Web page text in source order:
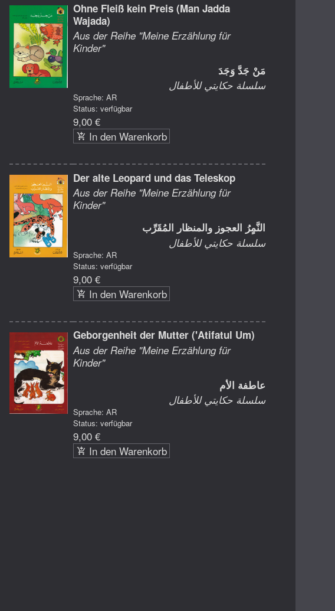
Ohne Fleiß kein Preis (Man Jadda
Wajada)
Aus der Reihe "Meine Erzählung für
Kinder"
مَنْ جَدَّ وَجَدَ
سلسلة حكايتي للأطفال
Sprache: AR
Status: verfügbar
9,00 €
In den Warenkorb
Der alte Leopard und das Teleskop
Aus der Reihe "Meine Erzählung für
Kinder"
النَّمٍرُ العجوز والمنظار المُقَرِّب
سلسلة حكايتي للأطفال
Sprache: AR
Status: verfügbar
9,00 €
In den Warenkorb
Geborgenheit der Mutter ('Atifatul Um)
Aus der Reihe "Meine Erzählung für
Kinder"
عاطفة الأم
سلسلة حكايتي للأطفال
Sprache: AR
Status: verfügbar
9,00 €
In den Warenkorb